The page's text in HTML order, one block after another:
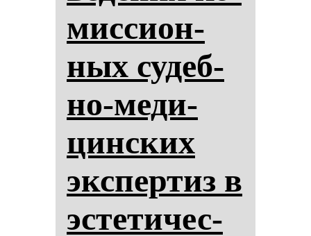
мис­си­он­
ных су­деб­
но-ме­ди­
цин­ских
эк­спер­тиз в
эс­те­ти­чес­